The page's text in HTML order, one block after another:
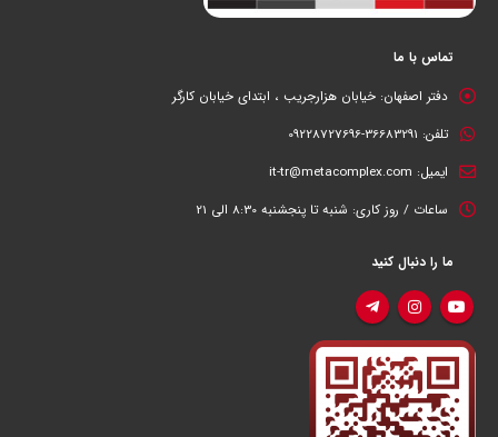
تماس با ما
دفتر اصفهان: خیابان هزارجریب ، ابتدای خیابان کارگر
تلفن: 36683291-09228727696
ایمیل: it-tr@metacomplex.com
ساعات / روز کاری: شنبه تا پنجشنبه 8:30 الی 21
ما را دنبال کنید